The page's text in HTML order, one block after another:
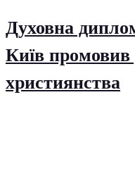
Духовна
Київ промовив
християнства